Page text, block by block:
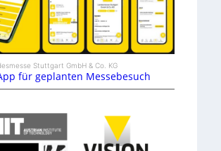
Stuttgart GmbH & Co. KG
für geplanten Messebesuch